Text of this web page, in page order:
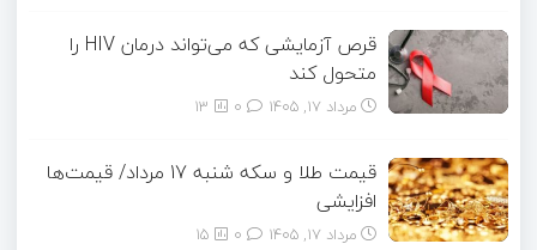
قرص آزمایشی که می‌تواند درمان HIV را
متحول کند
مرداد ۱۷, ۱۴۰۵ 13
قیمت طلا و سکه شنبه 17 مرداد/ قیمت‌ها
افزایشی
مرداد ۱۷, ۱۴۰۵ 15